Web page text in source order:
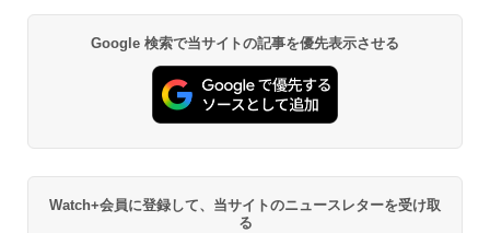
Google 検索で当サイトの記事を優先表示させる
Watch+会員に登録して、当サイトのニュースレターを受け取
る